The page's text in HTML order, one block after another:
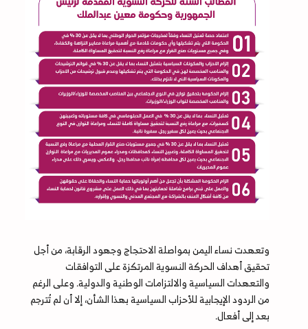
وتعهدت نساء اليمن بمواصلة الاحتجاج وجهود الرقابة، من أجل
تحقيق أهداف الحركة النسوية المرتكزة على التوافقات
والتعهدات السياسية والالتزامات الوطنية والدولية. وعلى الرغم
من الردود الإيجابية للأحزاب السياسية بهذا الشأن، إلا أن لم تُترجم
بعد إلى أفعال.